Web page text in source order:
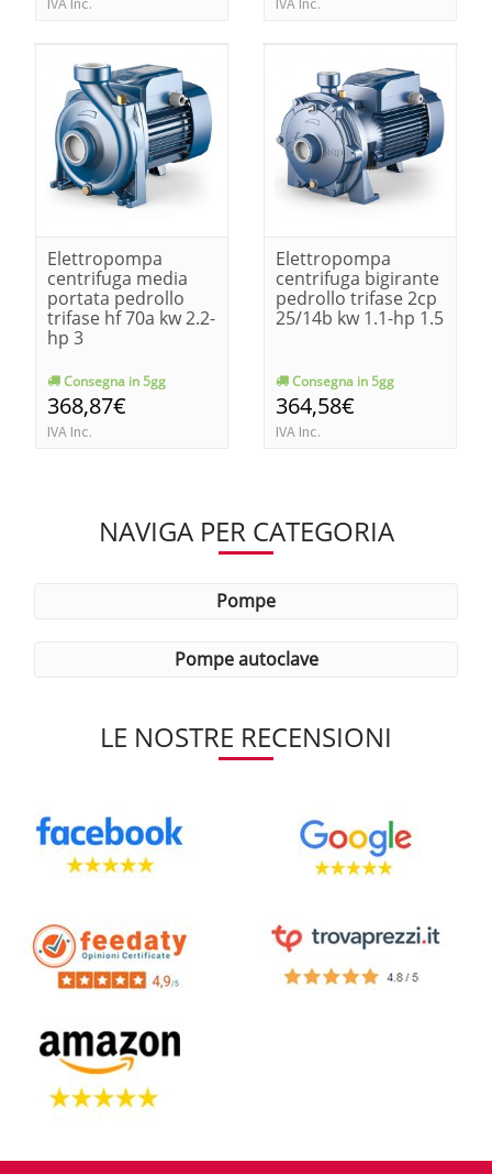
Elettropompa
centrifuga media
portata pedrollo
trifase hf 70a kw 2.2-
hp 3
Consegna in 5gg
368,87€
IVA Inc.
Elettropompa
centrifuga bigirante
pedrollo trifase 2cp
25/14b kw 1.1-hp 1.5
Consegna in 5gg
364,58€
IVA Inc.
NAVIGA PER CATEGORIA
pompe
pompe autoclave
LE NOSTRE RECENSIONI